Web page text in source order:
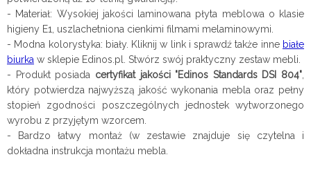
- Materiał: Wysokiej jakości laminowana płyta meblowa o klasie
higieny E1, uszlachetniona cienkimi filmami melaminowymi.
- Modna kolorystyka: biały. Kliknij w link i sprawdź także inne białe
biurka w sklepie Edinos.pl. Stwórz swój praktyczny zestaw mebli.
- Produkt posiada certyfikat jakości "Edinos Standards DSI 804"
który potwierdza najwyższą jakość wykonania mebla oraz pełny
stopień zgodności poszczególnych jednostek wytworzonego
wyrobu z przyjętym wzorcem.
- Bardzo łatwy montaż (w zestawie znajduje się czytelna i
dokładna instrukcja montażu mebla.